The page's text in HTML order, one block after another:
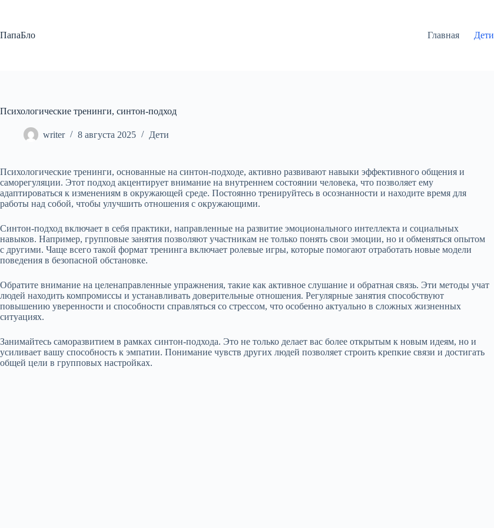
ПапаБло
Главная Дети
Психологические тренинги, синтон-подход
writer 8 августа 2025 Дети
Психологические тренинги, основанные на синтон-подходе, активно развивают навыки эффективного общения и
саморегуляции. Этот подход акцентирует внимание на внутреннем состоянии человека, что позволяет ему
адаптироваться к изменениям в окружающей среде. Постоянно тренируйтесь в осознанности и находите время для
работы над собой, чтобы улучшить отношения с окружающими.
Синтон-подход включает в себя практики, направленные на развитие эмоционального интеллекта и социальных
навыков. Например, групповые занятия позволяют участникам не только понять свои эмоции, но и обменяться опытом
с другими. Чаще всего такой формат тренинга включает ролевые игры, которые помогают отработать новые модели
поведения в безопасной обстановке.
Обратите внимание на целенаправленные упражнения, такие как активное слушание и обратная связь. Эти методы учат
людей находить компромиссы и устанавливать доверительные отношения. Регулярные занятия способствуют
повышению уверенности и способности справляться со стрессом, что особенно актуально в сложных жизненных
ситуациях.
Занимайтесь саморазвитием в рамках синтон-подхода. Это не только делает вас более открытым к новым идеям, но и
усиливает вашу способность к эмпатии. Понимание чувств других людей позволяет строить крепкие связи и достигать
общей цели в групповых настройках.